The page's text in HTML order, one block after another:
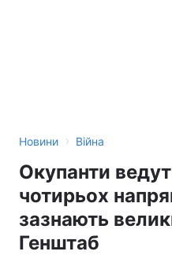
Новини › Війна
Окупанти
чотирьох
зазнають
Генштаб